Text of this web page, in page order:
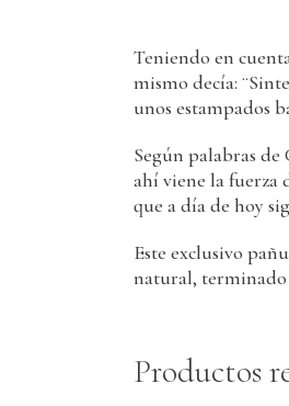
Teniendo en
mismo decía:
unos estampados
Según palabras de
ahí viene la fuerza
que a día de hoy
Este exclusivo
natural, terminado
Productos